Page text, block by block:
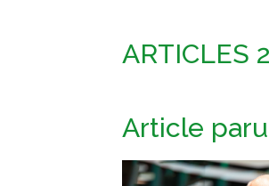
ARTICLES
Article